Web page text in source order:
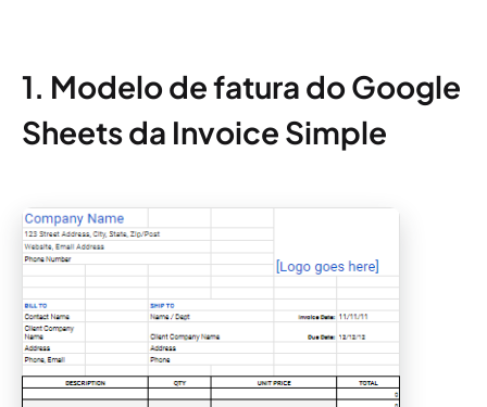
1. Modelo de fatura do Google
Sheets da Invoice Simple